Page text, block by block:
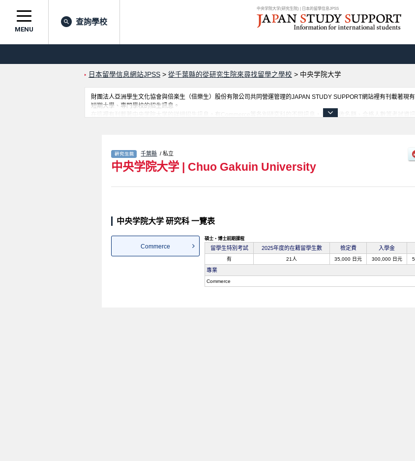
中央学院大学(研究生院) | 日本的留學信息JPSS
MENU
查詢學校
日本留學信息網站JPSS > 從千葉縣的從研究生院來尋找留學之學校 > 中央学院大学
財團法人亞洲學生文化協會與倍楽生（倍樂生）股份有限公司共同營運管理的JAPAN STUDY SUPPORT網站裡有刊載著現
短期大學、專門學校的招生訊息。
在這裡有刊載著中央学院大学的詳細招生訊息。有Commerce等各別研究科的不同訊息，以及招收名額、合格人數等考試資
千葉縣 / 私立
中央学院大学 | Chuo Gakuin University
中央学院大学 研究科 一覽表
Commerce
碩士・博士前期課程
留學生特別考試 2025年度的在籍留學生數 檢定費 入學金
有 21人 35,000 日元 300,000 日元
專業
Commerce